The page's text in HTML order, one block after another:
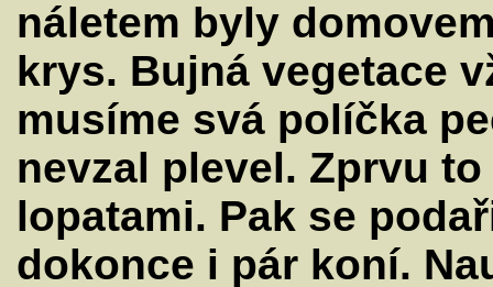
náletem byly
krys. Bujná vegetace
musíme svá políčka
nevzal plevel. Zprvu
lopatami. Pak se
dokonce i pár koní.